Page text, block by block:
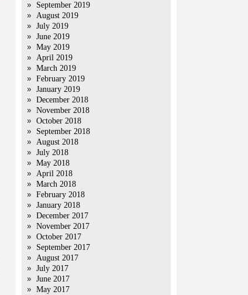
September 2019
August 2019
July 2019
June 2019
May 2019
April 2019
March 2019
February 2019
January 2019
December 2018
November 2018
October 2018
September 2018
August 2018
July 2018
May 2018
April 2018
March 2018
February 2018
January 2018
December 2017
November 2017
October 2017
September 2017
August 2017
July 2017
June 2017
May 2017